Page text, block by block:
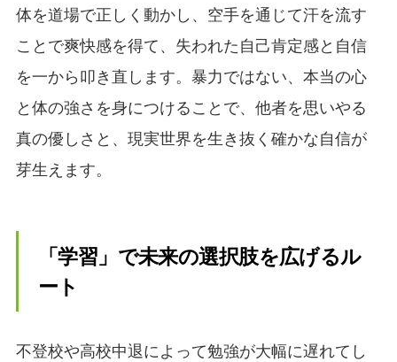
体を道場で正しく動かし、空手を通じて汗を流す
ことで爽快感を得て、失われた自己肯定感と自信
を一から叩き直します。暴力ではない、本当の心
と体の強さを身につけることで、他者を思いやる
真の優しさと、現実世界を生き抜く確かな自信が
芽生えます。
「学習」で未来の選択肢を広げるル
ート
不登校や高校中退によって勉強が大幅に遅れてし